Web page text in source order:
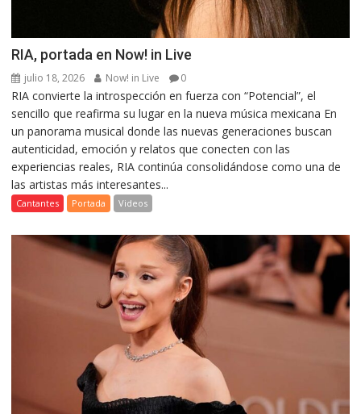
RIA, portada en Now! in Live
julio 18, 2026 Now! in Live 0
RIA convierte la introspección en fuerza con “Potencial”, el
sencillo que reafirma su lugar en la nueva música mexicana En
un panorama musical donde las nuevas generaciones buscan
autenticidad, emoción y relatos que conecten con las
experiencias reales, RIA continúa consolidándose como una de
las artistas más interesantes...
Cantantes Portada Videos